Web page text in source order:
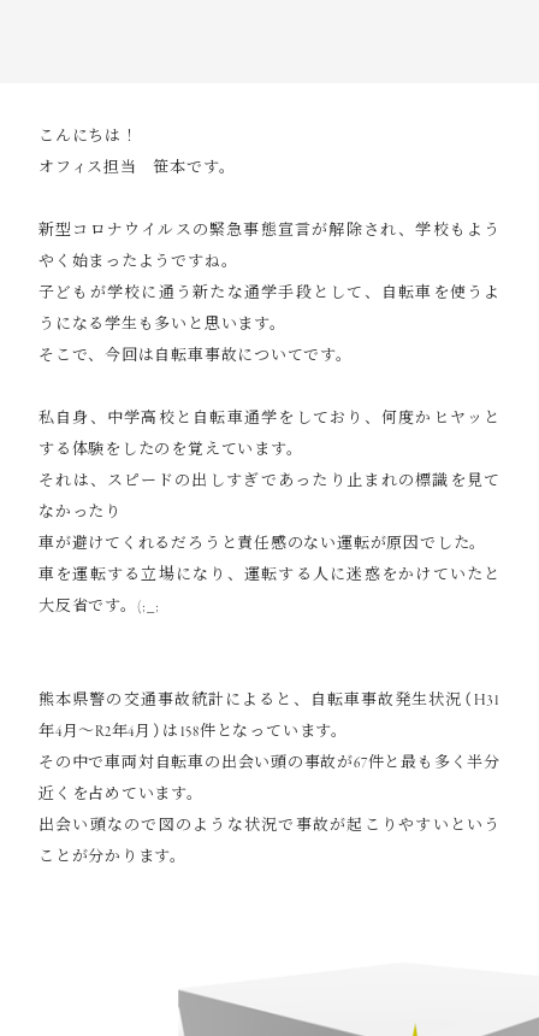
こんにちは！
オフィス担当 笹本です。
新型コロナウイルスの緊急事態宣言が解除され、学校もよう
やく始まったようですね。
子どもが学校に通う新たな通学手段として、自転車を使うよ
うになる学生も多いと思います。
そこで、今回は自転車事故についてです。
私自身、中学高校と自転車通学をしており、何度かヒヤッと
する体験をしたのを覚えています。
それは、スピードの出しすぎであったり止まれの標識を見て
なかったり
車が避けてくれるだろうと責任感のない運転が原因でした。
車を運転する立場になり、運転する人に迷惑をかけていたと
大反省です。(;_;
熊本県警の交通事故統計によると、自転車事故発生状況（H31
年4月～R2年4月）は158件となっています。
その中で車両対自転車の出会い頭の事故が67件と最も多く半分
近くを占めています。
出会い頭なので図のような状況で事故が起こりやすいという
ことが分かります。